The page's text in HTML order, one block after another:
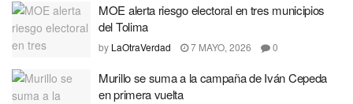
MOE alerta riesgo electoral en tres municipios
del Tolima
by LaOtraVerdad 7 MAYO, 2026 0
Murillo se suma a la campaña de Iván Cepeda
en primera vuelta